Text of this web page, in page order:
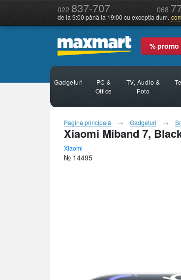
022 837-707 068
de la 9:00 până la 19:00 cu excepția dum.
% promo
Gadgeturi
PC &
Office
TV, Audio &
Foto
Pagina principală Gadgeturi
Xiaomi Miband 7,
Xiaomi
№ 14495